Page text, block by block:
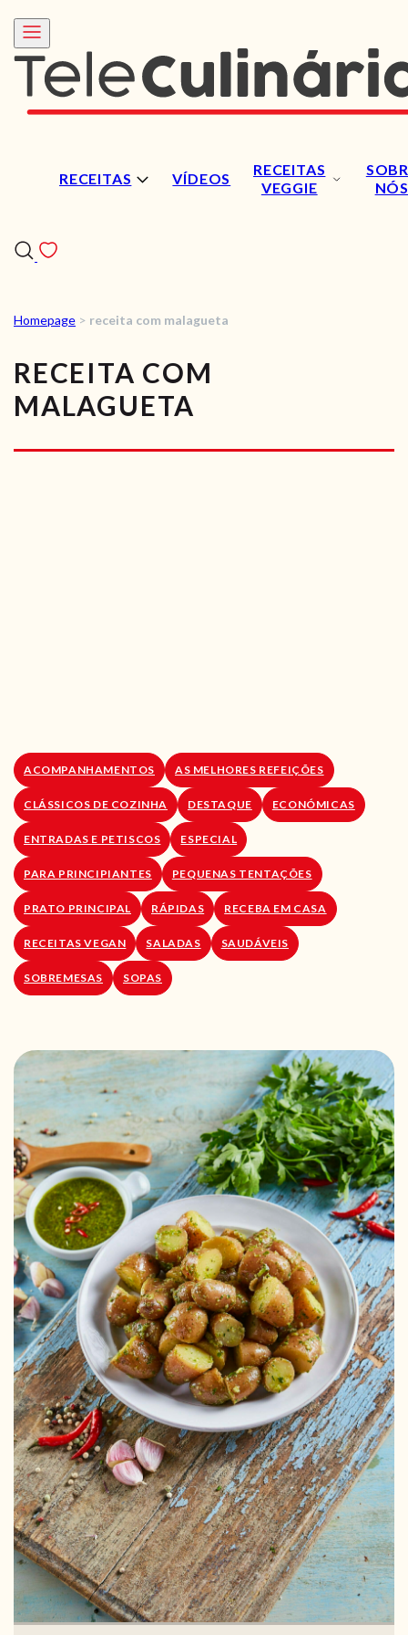
RECEITAS VÍDEOS
RECEITAS
VEGGIE
NÓS
RECEITAS
VÍDEOS
RECEITAS VEGGIE
Homepage > receita com malagueta
RECEITA COM
MALAGUETA
ACOMPANHAMENTOS AS MELHORES REFEIÇÕES
CLÁSSICOS DE COZINHA DESTAQUE ECONÓMICAS
ENTRADAS E PETISCOS ESPECIAL
PARA PRINCIPIANTES PEQUENAS TENTAÇÕES
PRATO PRINCIPAL RÁPIDAS RECEBA EM CASA
RECEITAS VEGAN SALADAS SAUDÁVEIS
SOBREMESAS SOPAS